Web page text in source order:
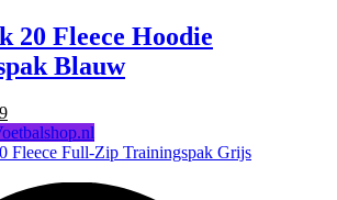
20 Fleece Hoodie
Blauw
Huidige
prijs
is: